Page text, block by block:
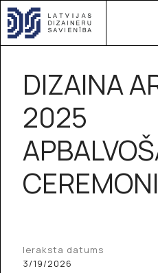
DIZAINA
2025
Ieraksta datums
3/19/2026